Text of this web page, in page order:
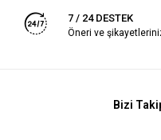
7 / 24 DESTEK
Öneri ve
Bizi